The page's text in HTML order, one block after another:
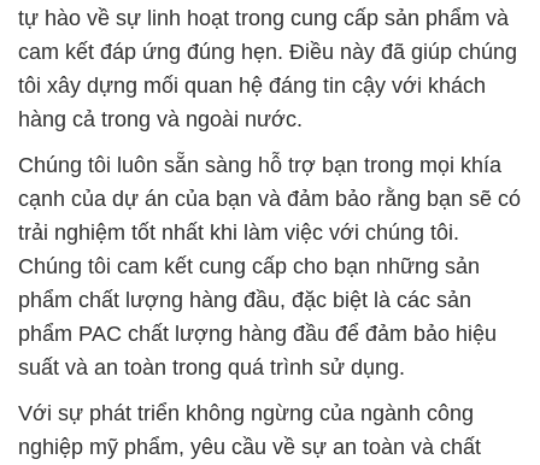
tự hào về sự linh hoạt trong cung cấp sản phẩm và
cam kết đáp ứng đúng hẹn. Điều này đã giúp chúng
tôi xây dựng mối quan hệ đáng tin cậy với khách
hàng cả trong và ngoài nước.
Chúng tôi luôn sẵn sàng hỗ trợ bạn trong mọi khía
cạnh của dự án của bạn và đảm bảo rằng bạn sẽ có
trải nghiệm tốt nhất khi làm việc với chúng tôi.
Chúng tôi cam kết cung cấp cho bạn những sản
phẩm chất lượng hàng đầu, đặc biệt là các sản
phẩm PAC chất lượng hàng đầu để đảm bảo hiệu
suất và an toàn trong quá trình sử dụng.
Với sự phát triển không ngừng của ngành công
nghiệp mỹ phẩm, yêu cầu về sự an toàn và chất